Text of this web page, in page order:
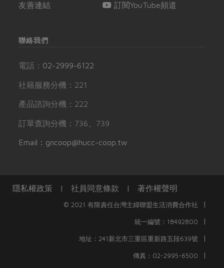
友善連結
訂閱YouTube頻道
聯絡我們
電話： 02-2999-6122
社籍服務分機：221
產品諮詢分機：222
訂單查詢分機：736、739
Email：gncoop@hucc-coop.tw
隱私權政策 | 社員同意條款 | 著作權聲明
© 2021 有限責任台灣主婦聯盟生活消費合作社 |
統一編號：18492800 |
地址：241新北市三重區重新路五段639號 |
傳真：02-2995-6500 |